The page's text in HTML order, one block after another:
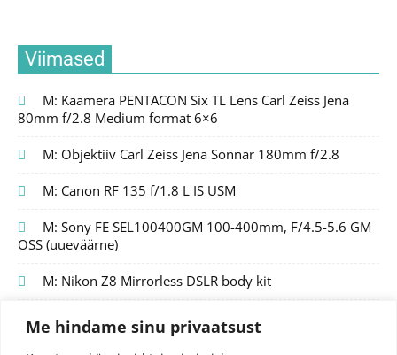
Me hindame sinu privaatsust
Viimased
M: Kaamera PENTACON Six TL Lens Carl Zeiss Jena
80mm f/2.8 Medium format 6×6
M: Objektiiv Carl Zeiss Jena Sonnar 180mm f/2.8
M: Canon RF 135 f/1.8 L IS USM
M: Sony FE SEL100400GM 100-400mm, F/4.5-5.6 GM
OSS (uueväärne)
M: Nikon Z8 Mirrorless DSLR body kit